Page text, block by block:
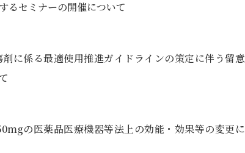
るセミナーの開催について
に係る最適使用推進ガイドラインの策定に伴う留意
の医薬品医療機器等法上の効能・効果等の変更に